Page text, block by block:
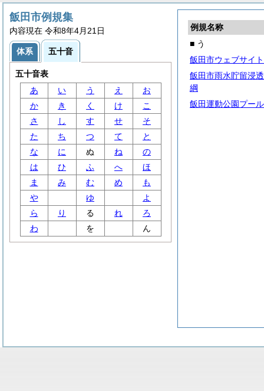
例規名称
■ う
飯田市ウェブサイ
飯田市雨水貯留浸
綱
飯田運動公園プー
飯田市例規集
内容現在 令和8年4月21日
体系 五十音
五十音表
あ
い う え
お
か
き く け
こ
さ
し す せ
そ
た
ち つ て
と
な
に ぬ ね
の
は
ひ ふ へ
ほ
ま
み む め
も
や
ゆ
よ
ら
り る れ
ろ
わ
を ん